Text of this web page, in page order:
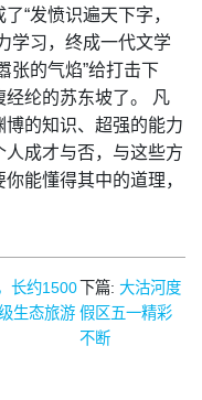
“发愤识遍天下字，
学习，终成一代文学
张的气焰”给打击下
纶的苏东坡了。 凡
的知识、超强的能力
成才与否，与这些方
能懂得其中的道理，
长约1500
生态旅游
下篇: 大沽河度
假区五一精彩
不断